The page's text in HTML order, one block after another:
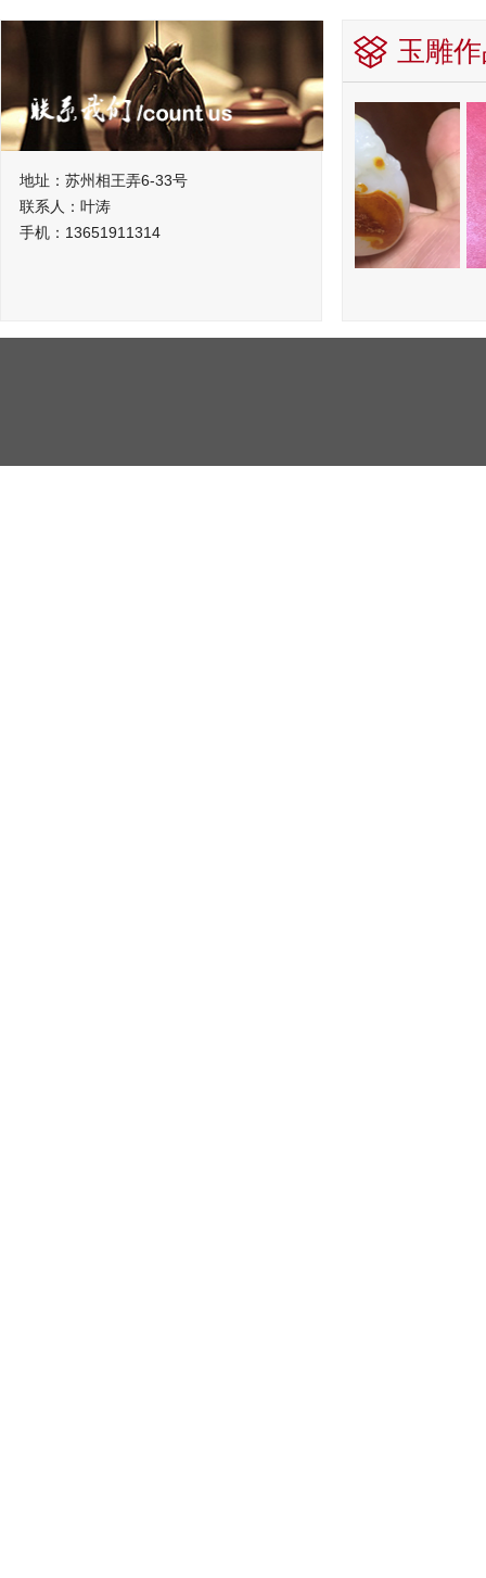
地址：苏州相王弄6-33号
联系人：叶涛
手机：13651911314
玉雕